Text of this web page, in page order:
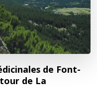
de Font-
de La